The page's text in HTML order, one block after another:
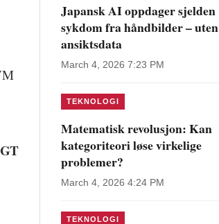
Japansk AI oppdager sjelden
sykdom fra håndbilder – uten
ansiktsdata
March 4, 2026 7:23 PM
TEKNOLOGI
Matematisk revolusjon: Kan
kategoriteori løse virkelige
problemer?
March 4, 2026 4:24 PM
TEKNOLOGI